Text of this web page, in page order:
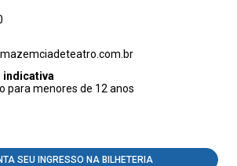
indicativa
para menores de 12 anos
SEU INGRESSO NA BILHETERIA